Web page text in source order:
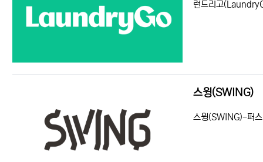
런드리고
스윙(SWING)
등록일
조회
스윙(SWING)-퍼스